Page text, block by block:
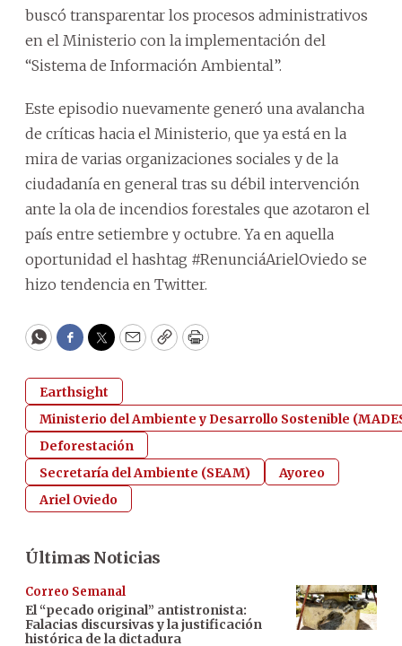
buscó transparentar los procesos administrativos
en el Ministerio con la implementación del
“Sistema de Información Ambiental”.
Este episodio nuevamente generó una avalancha
de críticas hacia el Ministerio, que ya está en la
mira de varias organizaciones sociales y de la
ciudadanía en general tras su débil intervención
ante la ola de incendios forestales que azotaron el
país entre setiembre y octubre. Ya en aquella
oportunidad el hashtag #RenunciáArielOviedo se
hizo tendencia en Twitter.
WhatsApp
Facebook
Twitter
EmailCopyPrint
Earthsight
Ministerio del Ambiente y Desarrollo Sostenible
Deforestación
Secretaría del Ambiente (SEAM)
Ayoreo
Ariel Oviedo
Últimas Noticias
Correo Semanal
El “pecado original” antistronista:
Falacias discursivas y la justificación
histórica de la dictadura